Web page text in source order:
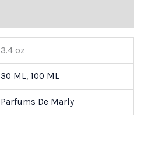
3.4 oz
30 ML, 100 ML
Parfums De Marly